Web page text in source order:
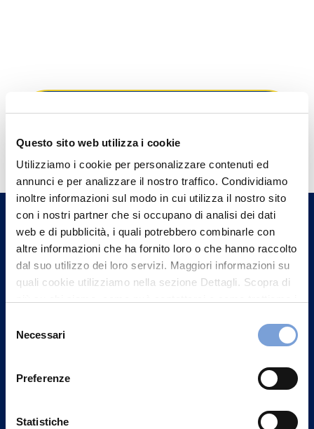
Questo sito web utilizza i cookie
Utilizziamo i cookie per personalizzare contenuti ed
annunci e per analizzare il nostro traffico. Condividiamo
inoltre informazioni sul modo in cui utilizza il nostro sito
con i nostri partner che si occupano di analisi dei dati
web e di pubblicità, i quali potrebbero combinarle con
altre informazioni che ha fornito loro o che hanno raccolto
dal suo utilizzo dei loro servizi. Maggiori informazioni su
quali cookie utilizziamo nella sezione Dettagli. Scopra di
può trovare nel footer del sito nella sezione "Informativa
delNecessari
Preferenze
Statistiche
Hai bisogno di
informazioni?
Trova l'Agenzia più vicina a te e parla con
un nostro Agente.
Contattaci